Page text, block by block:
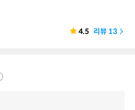
4.5 리뷰 13